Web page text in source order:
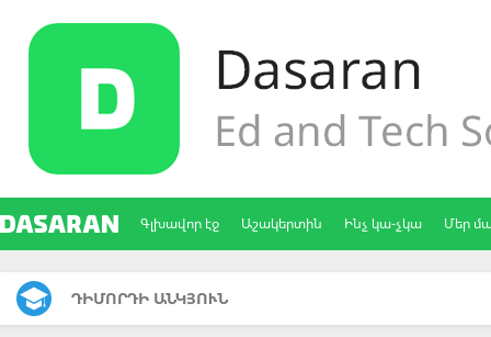
Գլխավոր էջ Աշակերտին Ինչ կա-չկա Մեր
ԴԻՄՈՐԴԻ ԱՆԿՅՈՒՆ